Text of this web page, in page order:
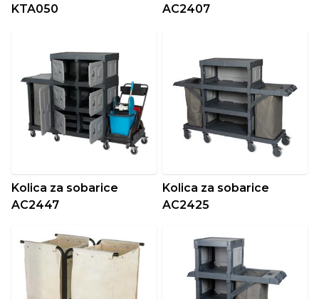
KTA050
AC2407
Kolica za sobarice
AC2447
Kolica za sobarice
AC2425